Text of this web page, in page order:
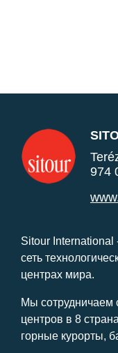
974
Sitour International
сеть
центрах мира.
Мы сотрудничаем
центров в 8
горные курорты,